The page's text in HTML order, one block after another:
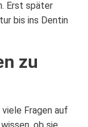
Erst später
bis ins Dentin
zu
Fragen auf